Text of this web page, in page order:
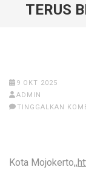
TERUS
9 OKT 2025
ADMIN
TINGGALKAN
Kota Mojokerto,,